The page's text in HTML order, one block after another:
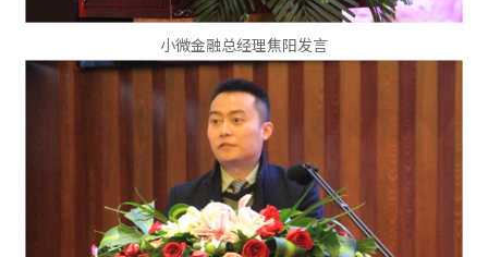
小微金融总经理焦阳发言